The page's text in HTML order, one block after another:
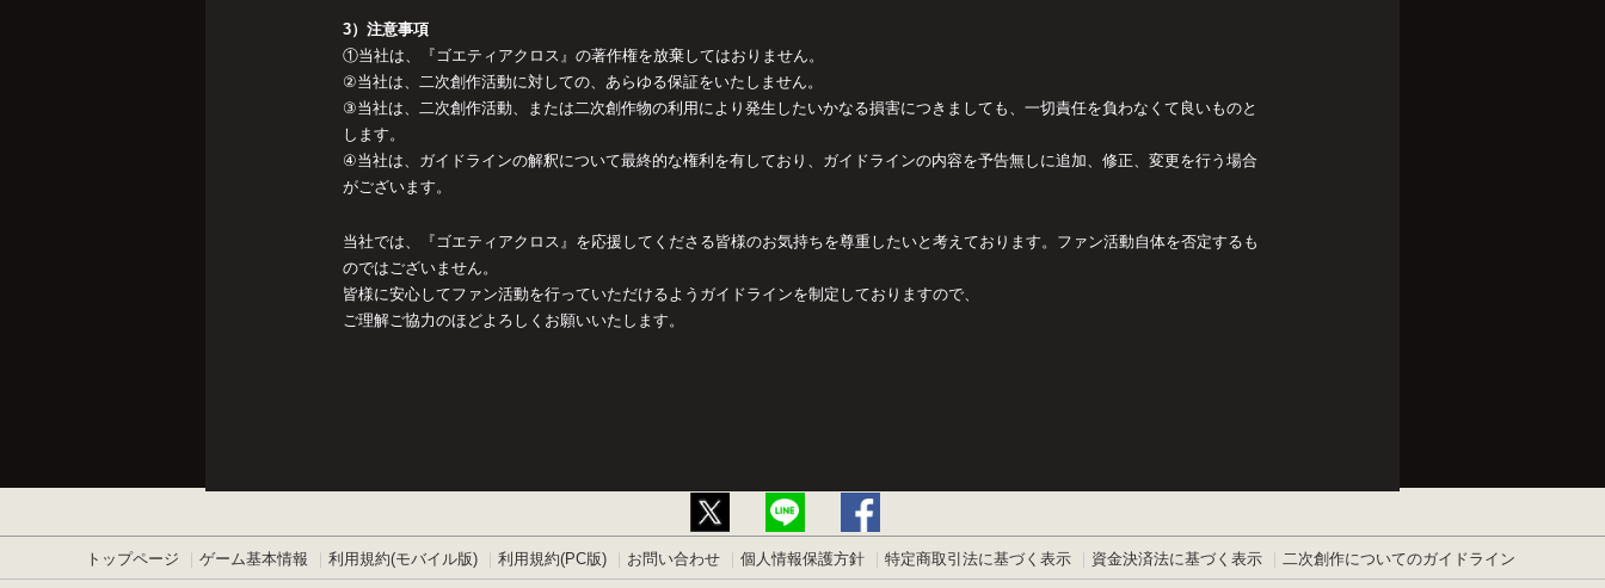
3）注意事項
①当社は、『ゴエティアクロス』の著作権を放棄してはおりません。
②当社は、二次創作活動に対しての、あらゆる保証をいたしません。
③当社は、二次創作活動、または二次創作物の利用により発生したいかなる損害につきましても、一切責任を負わなくて良いものと
します。
④当社は、ガイドラインの解釈について最終的な権利を有しており、ガイドラインの内容を予告無しに追加、修正、変更を行う場合
がございます。
当社では、『ゴエティアクロス』を応援してくださる皆様のお気持ちを尊重したいと考えております。ファン活動自体を否定するも
のではございません。
皆様に安心してファン活動を行っていただけるようガイドラインを制定しておりますので、
ご理解ご協力のほどよろしくお願いいたします。
トップページ ゲーム基本情報 利用規約(モバイル版) 利用規約(PC版) お問い合わせ 個人情報保護方針 特定商取引法に基づく表示 資金決済法に基づく表示 二次創作についてのガイドライン